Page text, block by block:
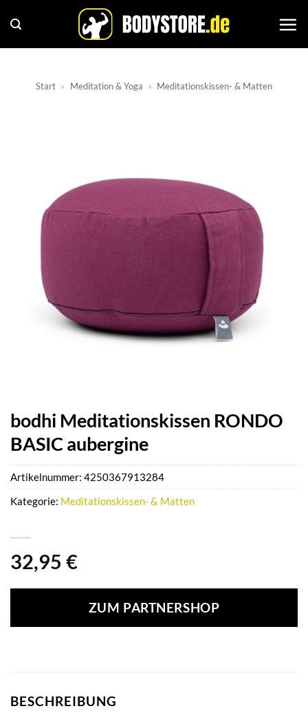
Inhalt
springen
Start » Meditation & Yoga » Meditationskissen- & Matten
bodhi Meditationskissen RONDO
BASIC aubergine
32,95 €
ZUM PARTNERSHOP
Artikelnummer: 4250367913284
Kategorie: Meditationskissen- & Matten
BESCHREIBUNG